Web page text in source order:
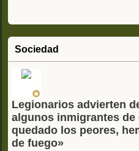
Sociedad
Legionarios advierten
algunos inmigrantes de
quedado los peores,
de fuego»